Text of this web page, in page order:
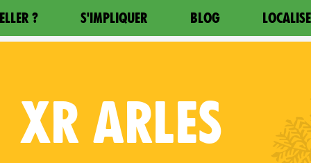
? S'IMPLIQUER BLOG
XR ARLES